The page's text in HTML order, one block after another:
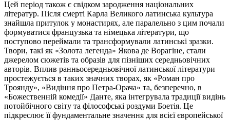
Цей період також є свідком зародження національних
літератур. Після смерті Карла Великого латинська культура
знайшла притулок у монастирях, але паралельно з цим почали
формуватися французька та німецька літератури, що
поступово переймали та трансформували латинські зразки.
Твори, такі як «Золота легенда» Якова де Ворагіне, стали
джерелом сюжетів та образів для пізніших середньовічних
авторів. Вплив ранньосередньовічної латинської літератури
простежується в таких значних творах, як «Роман про
Троянду», «Видіння про Петра-Орача» та, безперечно, в
«Божественній комедії» Данте, яка інтегрувала традиції видінь
потойбічного світу та філософські роздуми Боетія. Це
підкреслює її фундаментальне значення для всієї європейської